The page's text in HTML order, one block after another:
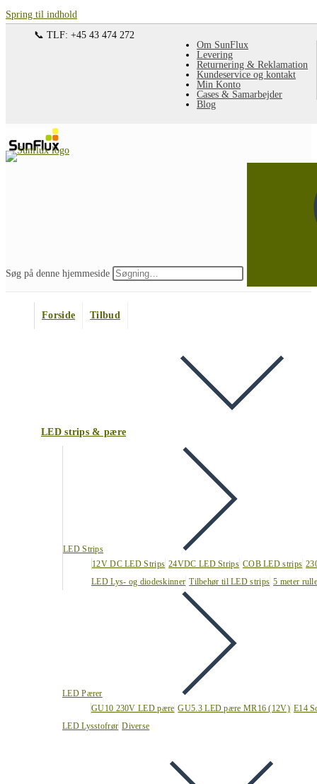
Spring til indhold
Om SunFlux
Levering
Returnering & Reklamation
Kundeservice og kontakt
Min Konto
Cases & Samarbejder
Blog
📞 TLF: +45 43 474 272
Søg på denne hjemmeside
Forside Tilbud
LED strips & pære
LED Strips
12V DC LED Strips 24VDC LED Strips COB LED strips
LED Lys- og diodeskinner Tilbehør til LED strips 5 meter
LED Pærer
GU10 230V LED pære GU5.3 LED pære MR16 (12V) E14
LED Lysstofrør Diverse